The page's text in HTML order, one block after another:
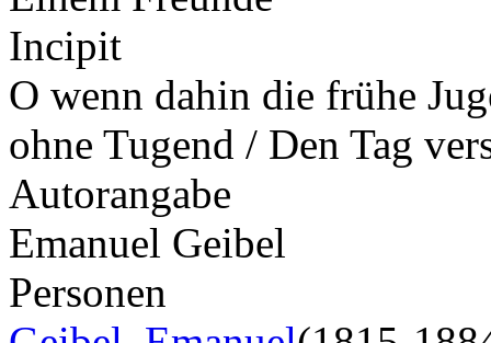
Incipit
O wenn dahin die frühe
ohne Tugend / Den Tag
Autorangabe
Emanuel Geibel
Personen